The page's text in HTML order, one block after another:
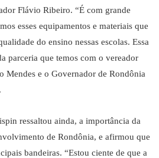
Flávio Ribeiro. “É com grande
esses equipamentos e materiais que
do ensino nessas escolas. Essa
parceria que temos com o vereador
Mendes e o Governador de Rondônia
ressaltou ainda, a importância da
de Rondônia, e afirmou que
bandeiras. “Estou ciente de que a